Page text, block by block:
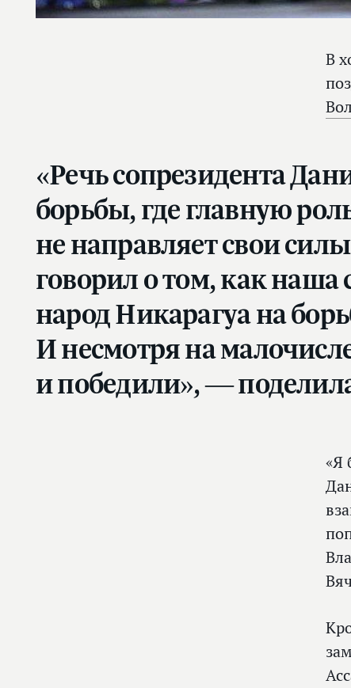
В
«Речь сопрезидента
борьбы, где главную
не направляет свои
говорил о том, как
народ Никарагуа на
И несмотря на
и победили», —
«Я